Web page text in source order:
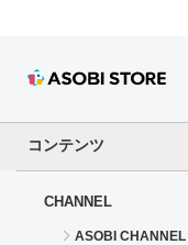
コンテンツ
CHANNEL
ASOBI CHANNEL